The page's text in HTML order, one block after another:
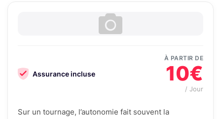
Assurance incluse
À PARTIR DE
10€
/ Jour
Sur un tournage, l’autonomie fait souvent la